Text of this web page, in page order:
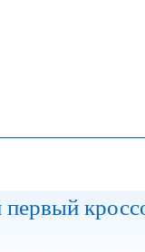
первый